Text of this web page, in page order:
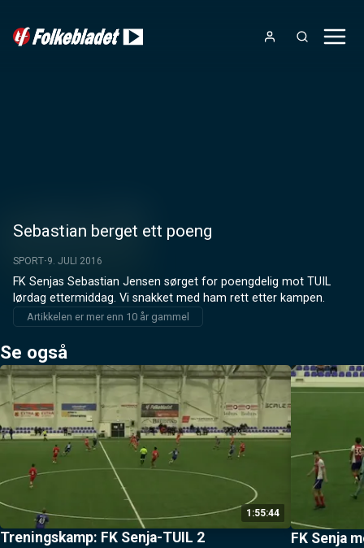
Sebastian berget ett poeng
SPORT 9. JULI 2016
FK Senjas Sebastian Jensen sørget for poengdelig mot TUIL
lørdag ettermiddag. Vi snakket med ham rett etter kampen.
Artikkelen er mer enn 10 år gammel
Se også
1:55:44
Treningskamp: FK Senja-TUIL 2 FK Senja